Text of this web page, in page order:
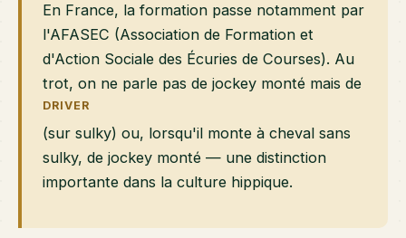
En France, la formation passe notamment par
l'AFASEC (Association de Formation et
d'Action Sociale des Écuries de Courses). Au
trot, on ne parle pas de jockey monté mais de
DRIVER
(sur sulky) ou, lorsqu'il monte à cheval sans
sulky, de jockey monté — une distinction
importante dans la culture hippique.